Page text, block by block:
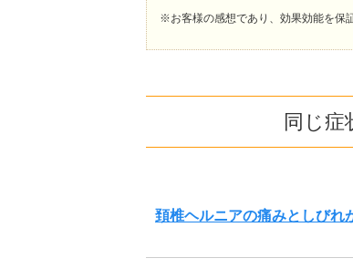
※お客様の感想であり、効果効能を保
同じ症
頚椎ヘルニアの痛みとしびれ